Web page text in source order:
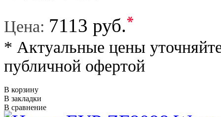
Цена: 7113 руб.*
* Актуальные цены
публичной офертой
В корзину
В закладки
В сравнение